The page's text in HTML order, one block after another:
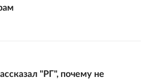
"РГ", почему не